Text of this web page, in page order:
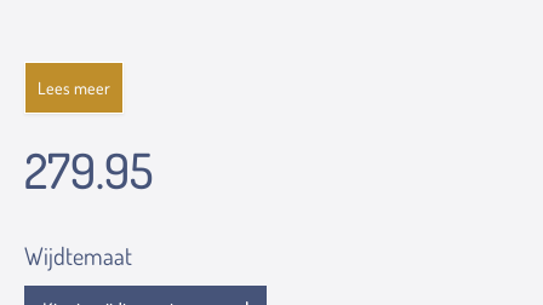
Lees meer
279.95
Wijdtemaat